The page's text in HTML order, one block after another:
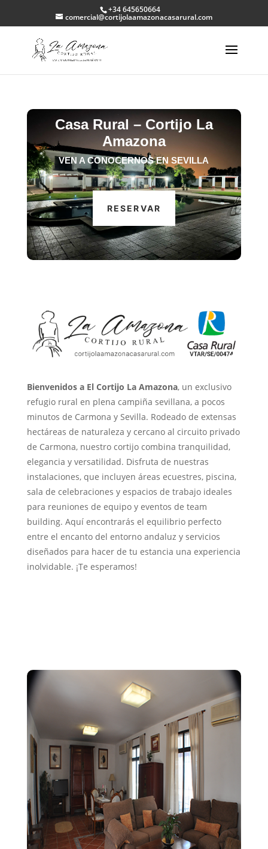
+34 645650664
comercial@cortijolaamazonacasarural.com
Casa Rural – Cortijo La
Amazona
VEN A CONOCERNOS EN SEVILLA
RESERVAR
Bienvenidos a El Cortijo La Amazona, un exclusivo
refugio rural en plena campiña sevillana, a pocos
minutos de Carmona y Sevilla. Rodeado de extensas
hectáreas de naturaleza y cercano al circuito privado
de Carmona, nuestro cortijo combina tranquilidad,
elegancia y versatilidad. Disfruta de nuestras
instalaciones, que incluyen áreas ecuestres, piscina,
sala de celebraciones y espacios de trabajo ideales
para reuniones de equipo y eventos de team
building. Aquí encontrarás el equilibrio perfecto
entre el encanto del entorno andaluz y servicios
diseñados para hacer de tu estancia una experiencia
inolvidable. ¡Te esperamos!